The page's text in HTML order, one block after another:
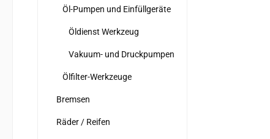
Öl-Pumpen und Einfüllgeräte
Öldienst Werkzeug
Vakuum- und Druckpumpen
Ölfilter-Werkzeuge
Bremsen
Räder / Reifen